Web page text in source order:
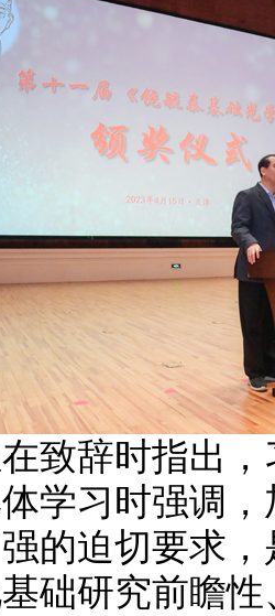
辞时指出，
学习时强调
的迫切要求
础研究前瞻